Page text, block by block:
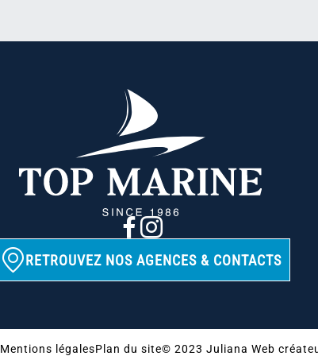
RETROUVEZ NOS AGENCES & CONTACTS
Mentions légalesPlan du site© 2023 Juliana Web